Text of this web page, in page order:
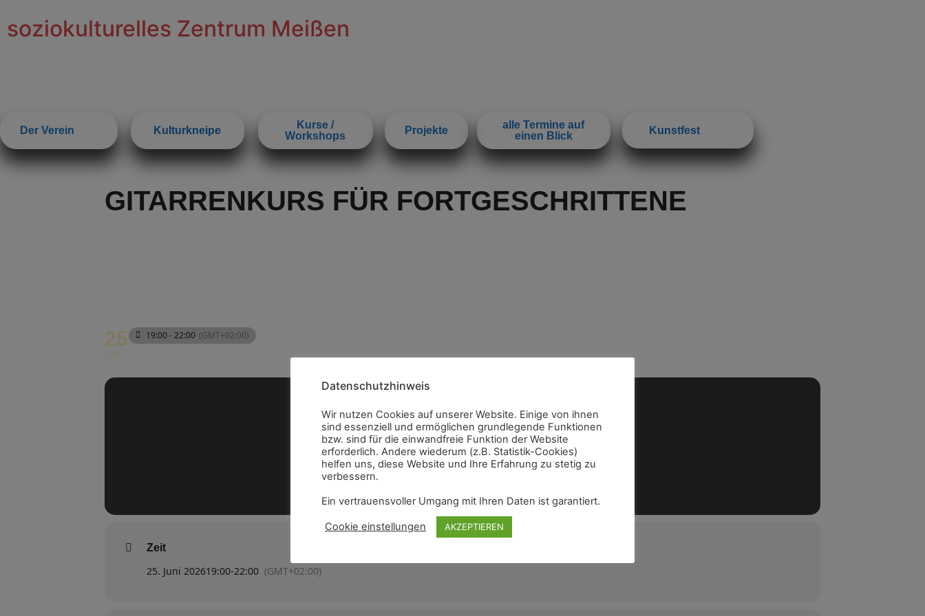
soziokulturelles Zentrum Meißen
Der Verein Kulturkneipe
Kurse /
Workshops
Projekte
alle Termine auf
einen Blick
Kunstfest
GITARRENKURS FÜR FORTGESCHRITTENE
25
JUN
19:00 - 22:00 (GMT+02:00)
Zeit
25. Juni 202619:00-22:00 (GMT+02:00)
Datenschutzhinweis
Wir nutzen Cookies auf unserer Website. Einige von ihnen
sind essenziell und ermöglichen grundlegende Funktionen
bzw. sind für die einwandfreie Funktion der Website
erforderlich. Andere wiederum (z.B. Statistik-Cookies)
helfen uns, diese Website und Ihre Erfahrung zu stetig zu
verbessern.
Ein vertrauensvoller Umgang mit Ihren Daten ist garantiert.
Cookie einstellungen AKZEPTIEREN